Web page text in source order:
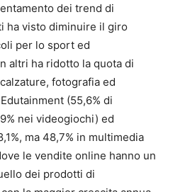
dei trend di
ha visto diminuire il giro
per lo sport ed
altri ha ridotto la quota di
fotografia ed
(55,6% di
nei videogiochi) ed
ma 48,7% in multimedia
le vendite online hanno un
dei prodotti di